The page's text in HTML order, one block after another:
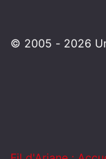
© 2005 - 2026